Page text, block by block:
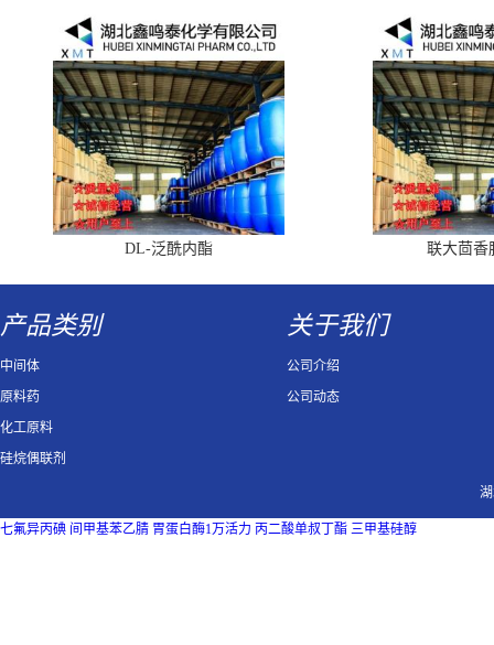
DL-泛酰内酯 联大茴香
产品类别
中间体
原料药
化工原料
硅烷偶联剂
关于我们
公司介绍
公司动态
七氟异丙碘 间甲基苯乙腈 胃蛋白酶1万活力 丙二酸单叔丁酯 三甲基硅醇